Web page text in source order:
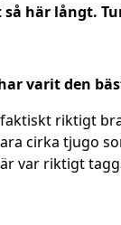
här långt.
varit den
riktigt
cirka tjugo
var riktigt